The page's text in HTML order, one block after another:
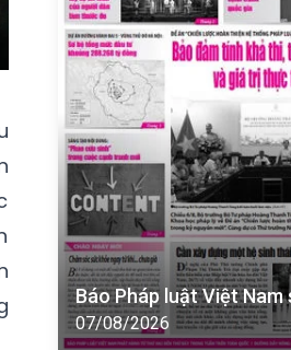
Báo Pháp luật Việt Nam
07/08/2026